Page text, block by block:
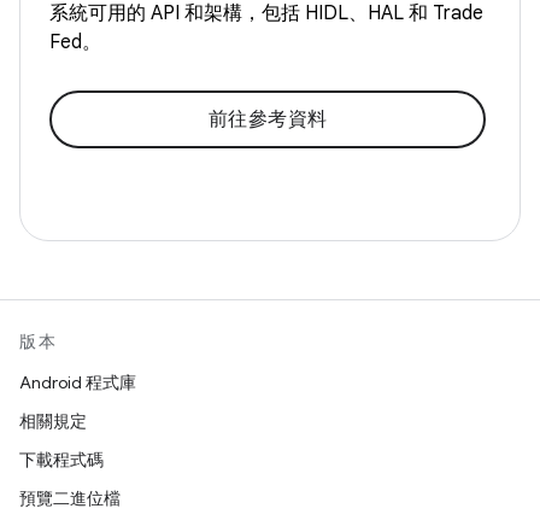
系統可用的 API 和架構，包括 HIDL、HAL 和 Trade
Fed。
前往參考資料
版本
Android 程式庫
相關規定
下載程式碼
預覽二進位檔